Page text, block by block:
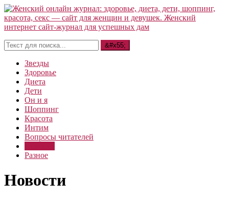
Звезды
Здоровье
Диета
Дети
Он и я
Шоппинг
Красота
Интим
Вопросы читателей
Разное
Новости